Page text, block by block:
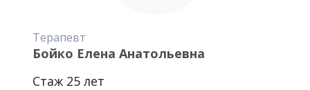
Терапевт
Бойко Елена Анатольевна
Стаж 25 лет